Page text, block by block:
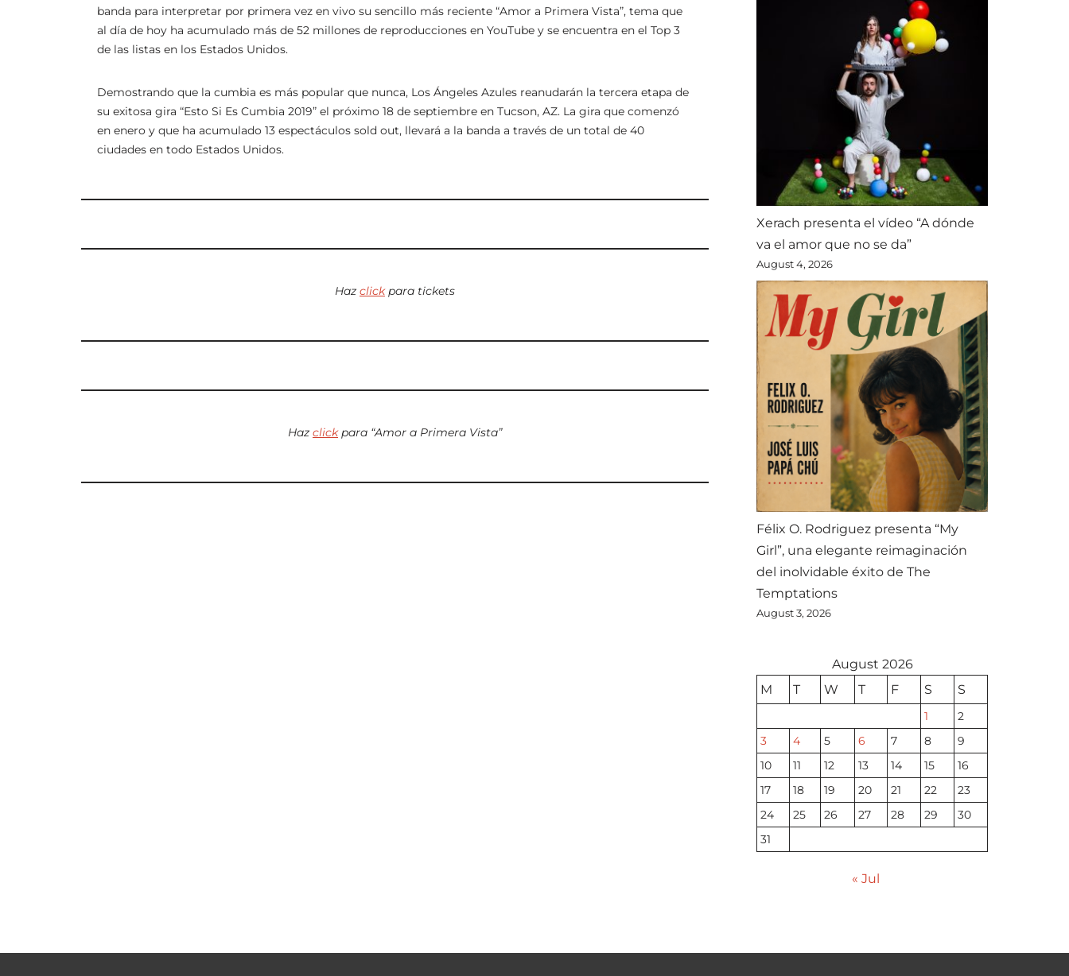
banda para interpretar por primera vez en vivo su sencillo más reciente “Amor a Primera Vista”, tema que
al día de hoy ha acumulado más de 52 millones de reproducciones en YouTube y se encuentra en el Top 3
de las listas en los Estados Unidos.
Demostrando que la cumbia es más popular que nunca, Los Ángeles Azules reanudarán la tercera etapa de
su exitosa gira “Esto Si Es Cumbia 2019” el próximo 18 de septiembre en Tucson, AZ. La gira que comenzó
en enero y que ha acumulado 13 espectáculos sold out, llevará a la banda a través de un total de 40
ciudades en todo Estados Unidos.
Haz clickpara tickets
Haz clickpara “Amor a Primera Vista”
Xerach presenta el vídeo “A dónde
va el amor que no se da”
August 4, 2026
Félix O. Rodriguez presenta “My
Girl”, una elegante reimaginación
del inolvidable éxito de The
Temptations
August 3, 2026
August 2026
M
T W T F S S
1
2
3
4 5 6 7 8
9
10
11 12 13 14 15
16
17
18 19 20 21 22
23
24
25 26 27 28 29
30
31
« Jul